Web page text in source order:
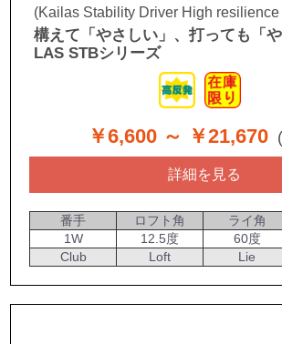
(Kailas Stability Driver High
構えて「やさしい」、打っても「
LAS STBシリーズ
￥6,600 ～ ￥21,670
詳細を見る
番手 ロフト角 ライ角
1W
12.5度 60度
Club
Loft Lie